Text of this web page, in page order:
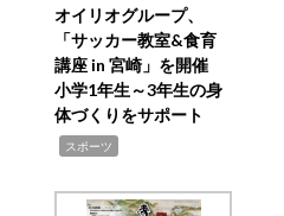
オイリオグループ、
「サッカー教室&食育
講座 in 宮崎」を開催
小学1年生～3年生の身
体づくりをサポート
スポーツ